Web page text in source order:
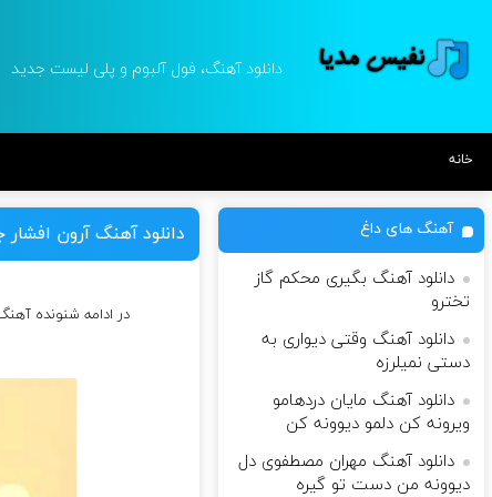
دانلود آهنگ، فول آلبوم و پلی لیست جدید
خانه
دانلود آهنگ آرون
در ادامه شنونده
آهنگ های داغ
دانلود آهنگ ‎بگیری محکم گاز
تخترو
دانلود آهنگ وقتی دیواری به
دستی نمیلرزه
دانلود آهنگ مایان دردهامو
ویرونه کن دلمو دیوونه کن
دانلود آهنگ مهران مصطفوی دل
دیوونه من دست تو گیره